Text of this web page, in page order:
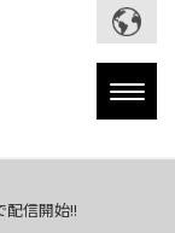
配信開始!!